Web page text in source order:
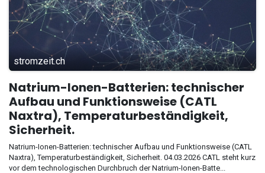
stromzeit.ch
Natrium-Ionen-Batterien: technischer
Aufbau und Funktionsweise (CATL
Naxtra), Temperaturbeständigkeit,
Sicherheit.
Natrium-Ionen-Batterien: technischer Aufbau und Funktionsweise (CATL
Naxtra), Temperaturbeständigkeit, Sicherheit. 04.03.2026 CATL steht kurz
vor dem technologischen Durchbruch der Natrium-Ionen-Batte...